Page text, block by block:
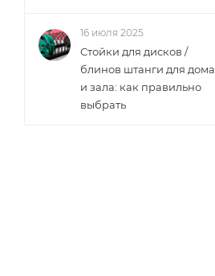
16 июля 2025
Стойки для дисков /
блинов штанги для дома
и зала: как правильно
выбрать